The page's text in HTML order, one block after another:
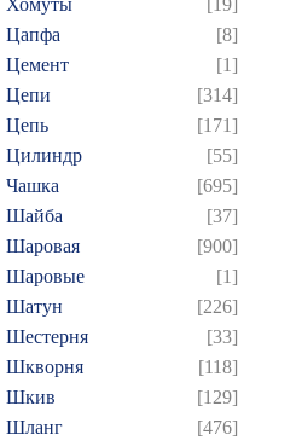
Хомуты
[19]
Цапфа
[8]
Цемент
[1]
Цепи
[314]
Цепь
[171]
Цилиндр
[55]
Чашка
[695]
Шайба
[37]
Шаровая
[900]
Шаровые
[1]
Шатун
[226]
Шестерня
[33]
Шкворня
[118]
Шкив
[129]
Шланг
[476]